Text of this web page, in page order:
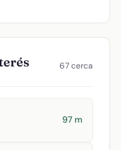
67 cerca
97 m